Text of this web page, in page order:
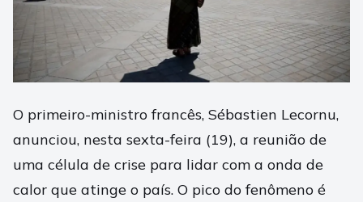
O primeiro-ministro francês, Sébastien Lecornu,
anunciou, nesta sexta-feira (19), a reunião de
uma célula de crise para lidar com a onda de
calor que atinge o país. O pico do fenômeno é